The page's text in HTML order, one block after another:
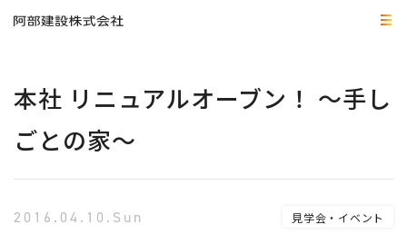
本社 リニュアルオーブン！ ～手し
ごとの家～
2016.04.10.Sun 見学会・イベント